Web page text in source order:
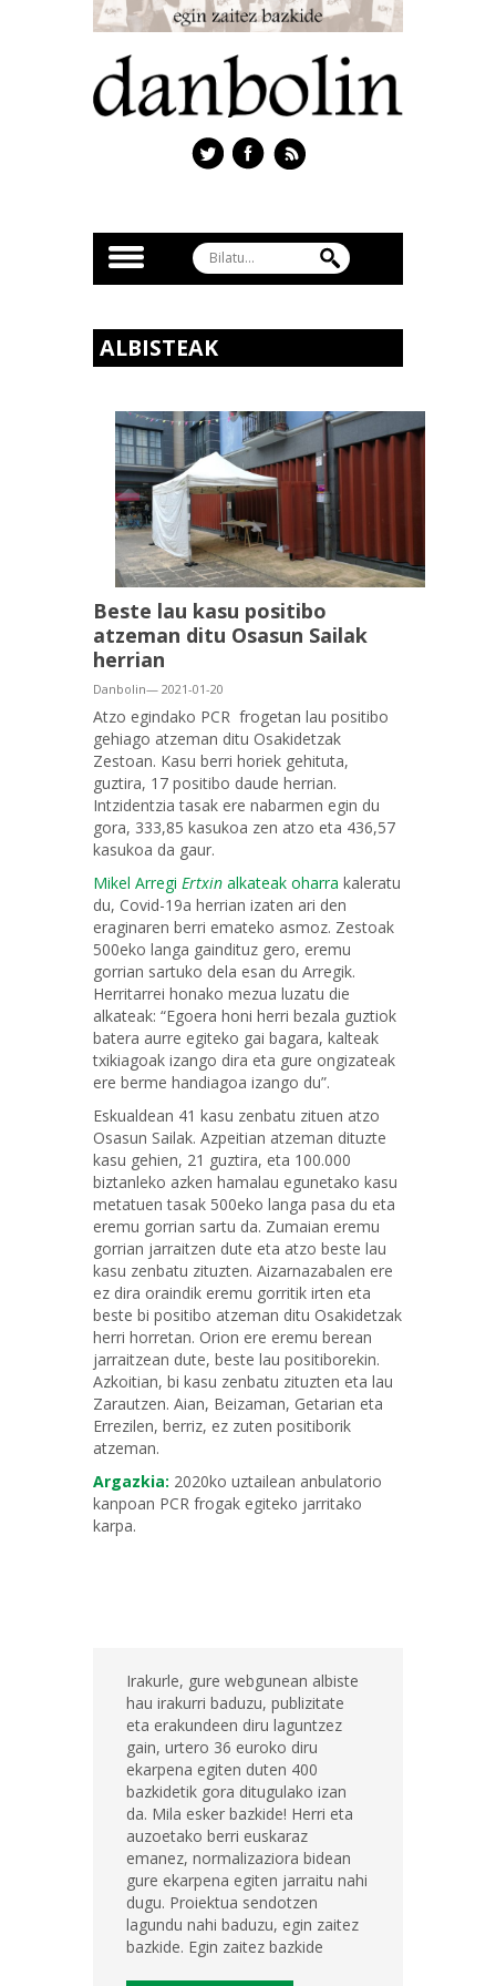
ALBISTEAK
Beste lau kasu positibo
atzeman ditu Osasun Sailak
herrian
Danbolin— 2021-01-20
Atzo egindako PCR frogetan lau positibo
gehiago atzeman ditu Osakidetzak
Zestoan. Kasu berri horiek gehituta,
guztira, 17 positibo daude herrian.
Intzidentzia tasak ere nabarmen egin du
gora, 333,85 kasukoa zen atzo eta 436,57
kasukoa da gaur.
Mikel Arregi Ertxin alkateak oharra kaleratu
du, Covid-19a herrian izaten ari den
eraginaren berri emateko asmoz. Zestoak
500eko langa gaindituz gero, eremu
gorrian sartuko dela esan du Arregik.
Herritarrei honako mezua luzatu die
alkateak: “Egoera honi herri bezala guztiok
batera aurre egiteko gai bagara, kalteak
txikiagoak izango dira eta gure ongizateak
ere berme handiagoa izango du”.
Eskualdean 41 kasu zenbatu zituen atzo
Osasun Sailak. Azpeitian atzeman dituzte
kasu gehien, 21 guztira, eta 100.000
biztanleko azken hamalau egunetako kasu
metatuen tasak 500eko langa pasa du eta
eremu gorrian sartu da. Zumaian eremu
gorrian jarraitzen dute eta atzo beste lau
kasu zenbatu zituzten. Aizarnazabalen ere
ez dira oraindik eremu gorritik irten eta
beste bi positibo atzeman ditu Osakidetzak
herri horretan. Orion ere eremu berean
jarraitzean dute, beste lau positiborekin.
Azkoitian, bi kasu zenbatu zituzten eta lau
Zarautzen. Aian, Beizaman, Getarian eta
Errezilen, berriz, ez zuten positiborik
atzeman.
Argazkia: 2020ko uztailean anbulatorio
kanpoan PCR frogak egiteko jarritako
karpa.
Irakurle, gure webgunean albiste
hau irakurri baduzu, publizitate
eta erakundeen diru laguntzez
gain, urtero 36 euroko diru
ekarpena egiten duten 400
bazkidetik gora ditugulako izan
da. Mila esker bazkide! Herri eta
auzoetako berri euskaraz
emanez, normalizaziora bidean
gure ekarpena egiten jarraitu nahi
dugu. Proiektua sendotzen
lagundu nahi baduzu, egin zaitez
bazkide. Egin zaitez bazkide